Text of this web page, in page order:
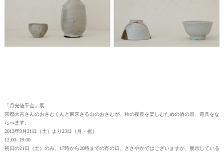
「月光値千金」展
京都大吉さんのおさむくんと東京さる山のおさむが、秋の夜長を楽しむための酒の器、道具をな
らべます。
2013年9月21日（土）より23日（月・祝）
12:00- 19:00
初日の21日（土）のみ、17時から20時までの宵の口、ささやかではございますが、展示している